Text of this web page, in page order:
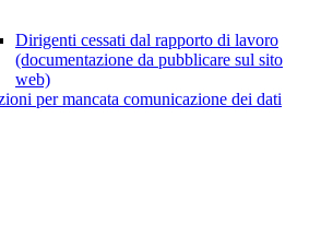
Dirigenti cessati dal rapporto di lavoro
(documentazione da pubblicare sul sito
web)
per mancata comunicazione dei dati